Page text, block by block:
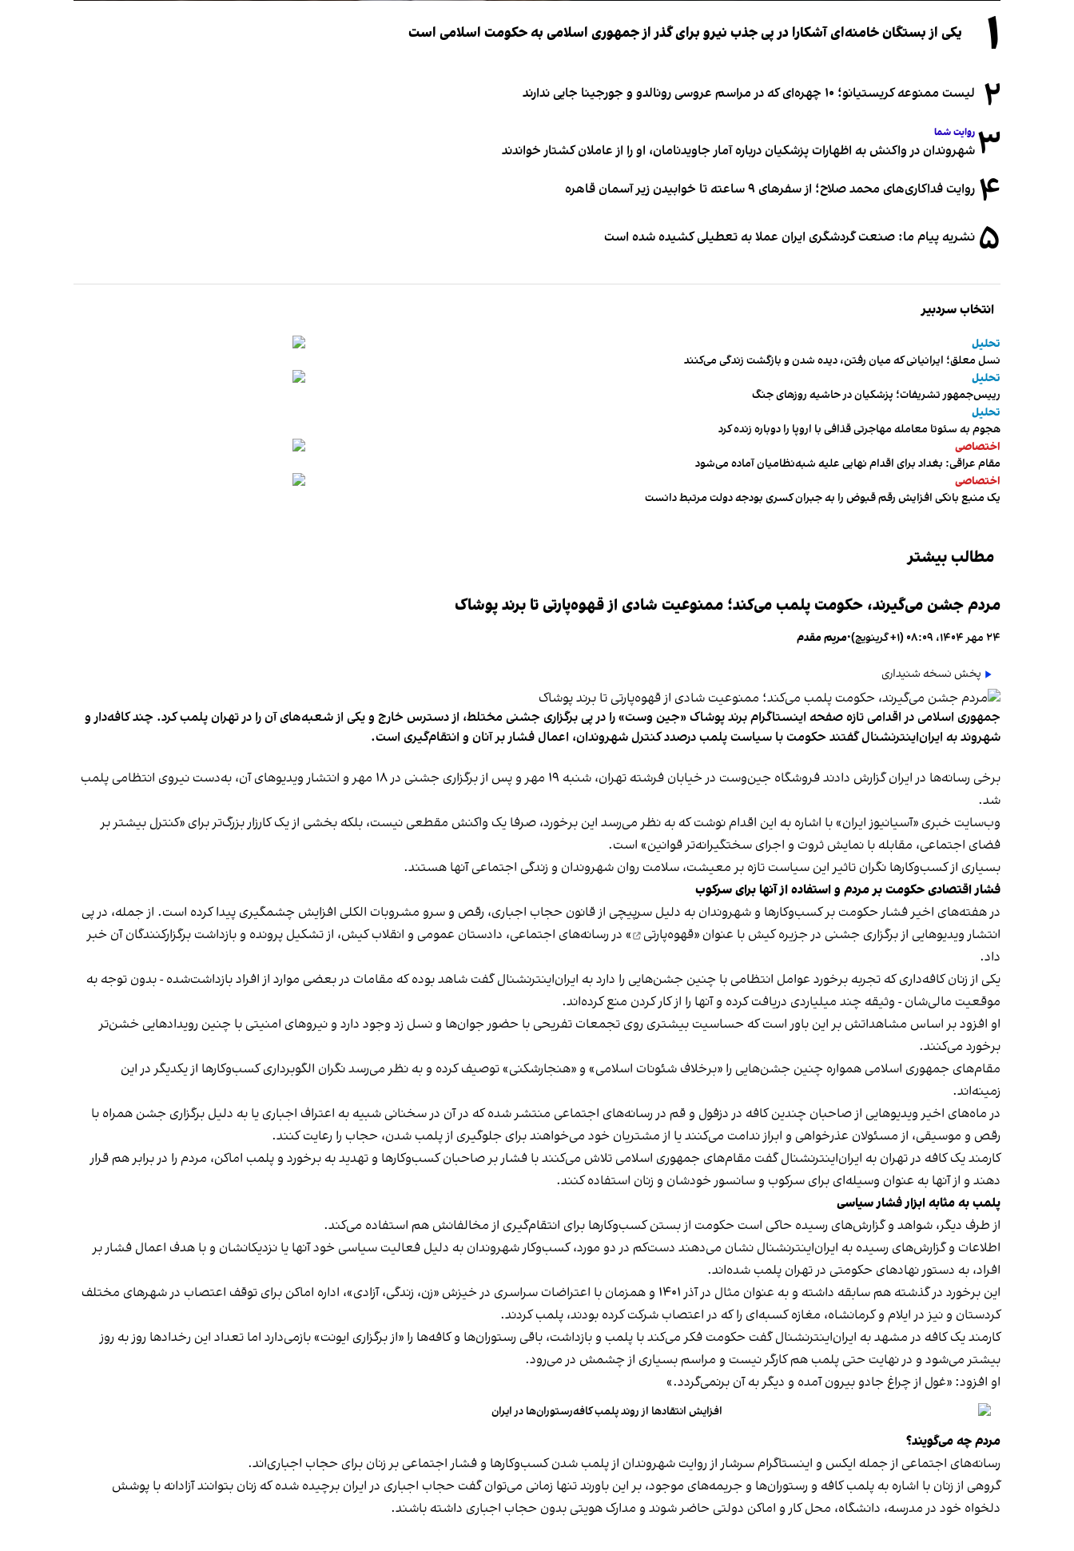
۱ یکی از بستگان خامنه‌ای آشکارا در پی جذب نیرو برای گذر از جمهوری اسلامی به حکومت اسلامی است
۲ لیست ممنوعه کریستیانو؛ ۱۰ چهره‌ای که در مراسم عروسی رونالدو و جورجینا جایی ندارند
۳ روایت شما
شهروندان در واکنش به اظهارات پزشکیان درباره آمار جاویدنامان، او را از عاملان کشتار خواندند
۴ روایت فداکاری‌های محمد صلاح؛ از سفرهای ۹ ساعته تا خوابیدن زیر آسمان قاهره
۵ نشریه پیام ما: صنعت گردشگری ایران عملا به تعطیلی کشیده شده است
انتخاب سردبیر
تحلیل
نسل معلق؛ ایرانیانی که میان رفتن، دیده شدن و بازگشت زندگی می‌کنند
تحلیل
رییس‌جمهور تشریفات؛ پزشکیان در حاشیه روزهای جنگ
تحلیل
هجوم به سئوتا معامله مهاجرتی قذافی با اروپا را دوباره زنده کرد
اختصاصی
مقام عراقی: بغداد برای اقدام نهایی علیه شبه‌نظامیان آماده می‌شود
اختصاصی
یک منبع بانکی افزایش رقم قبوض را به جبران کسری بودجه دولت مرتبط دانست
مطالب بیشتر
مردم جشن می‌گیرند، حکومت پلمب می‌کند؛ ممنوعیت شادی از قهوه‌پارتی تا برند پوشاک
۲۴ مهر ۱۴۰۴، ۰۸:۰۹ (‎+۱ گرینویچ) •مریم مقدم
پخش نسخه شنیداری
جمهوری اسلامی در اقدامی تازه صفحه اینستاگرام برند پوشاک «جین وست» را در پی برگزاری جشنی مختلط، از دسترس خارج و یکی از شعبه‌های آن را در تهران پلمب کرد. چند کافه‌‌دار و
شهروند به ایران‌اینترنشنال گفتند حکومت با سیاست پلمب درصدد کنترل شهروندان، اعمال فشار بر آنان و انتقام‌گیری است.
برخی رسانه‌ها در ایران گزارش دادند فروشگاه جین‌وست در خیابان فرشته تهران، شنبه ۱۹ مهر و پس از برگزاری جشنی در ۱۸ مهر و انتشار ویدیوهای آن، به‌دست نیروی انتظامی پلمب
شد.
وب‌سایت خبری «آسیانیوز ایران» با اشاره به این اقدام نوشت که به نظر می‌رسد این برخورد، صرفا یک واکنش مقطعی نیست، بلکه بخشی از یک کارزار بزرگ‌تر برای «کنترل بیشتر بر
فضای اجتماعی، مقابله با نمایش ثروت و اجرای سختگیرانه‌تر قوانین» است.
بسیاری از کسب‌وکارها نگران تاثیر این سیاست‌ تازه بر معیشت، سلامت روان شهروندان و زندگی اجتماعی آنها هستند.
فشار اقتصادی حکومت بر مردم و استفاده از آنها برای سرکوب
در هفته‌های اخیر فشار حکومت بر کسب‌وکارها و شهروندان به دلیل سرپیچی از قانون حجاب اجباری، رقص و سرو مشروبات الکلی افزایش چشمگیری پیدا کرده است. از جمله، در پی
انتشار ویدیوهایی از برگزاری جشنی در جزیره کیش با عنوان «قهوه‌پارتی
» در رسانه‌های اجتماعی، دادستان عمومی و انقلاب کیش، از تشکیل پرونده و بازداشت برگزارکنندگان آن خبر
داد.
یکی از زنان کافه‌داری که تجربه برخورد عوامل انتظامی با چنین جشن‌هایی را دارد به ایران‌اینترنشنال گفت شاهد بوده که مقامات در بعضی موارد از افراد بازداشت‌‌شده - بدون توجه به
موقعیت مالی‌شان - وثیقه چند میلیاردی دریافت کرده و آنها را از کار کردن منع کرده‌اند.
او افزود بر اساس مشاهداتش بر این باور است که حساسیت بیشتری روی تجمعات تفریحی با حضور جوان‌ها و نسل زد وجود دارد و نیروهای امنیتی با چنین رویدادهایی خشن‌تر
برخورد می‌کنند.
مقام‌های جمهوری اسلامی همواره چنین جشن‌هایی را «برخلاف شئونات اسلامی» و «هنجارشکنی» توصیف کرده و به نظر می‌رسد نگران الگوبرداری کسب‌وکارها از یکدیگر در این
زمینه‌اند.
در ماه‌های اخیر ویدیوهایی از صاحبان چندین کافه در دزفول و قم در رسانه‌های اجتماعی منتشر شده که در آن در سخنانی شبیه به اعتراف اجباری یا به دلیل برگزاری جشن همراه با
رقص و موسیقی، از مسئولان عذرخواهی و ابراز ندامت می‌کنند یا از مشتریان خود می‌خواهند برای جلوگیری از پلمب شدن، حجاب را رعایت کنند.
کارمند یک کافه در تهران به ایران‌اینترنشنال گفت مقام‌های جمهوری اسلامی تلاش می‌کنند با فشار بر صاحبان کسب‌وکارها و تهدید به برخورد و پلمب اماکن، مردم را در برابر هم قرار
دهند و از آنها به عنوان وسیله‌ای برای سرکوب و سانسور خودشان و زنان استفاده کنند.
پلمب به مثابه ابزار فشار سیاسی
از طرف دیگر، شواهد و گزارش‌های رسیده حاکی است حکومت از بستن کسب‌وکارها برای انتقام‌گیری از مخالفانش هم استفاده می‌کند.
اطلاعات و گزارش‌های رسیده به ایران‌اینترنشنال نشان می‌دهند دست‌کم در دو مورد، کسب‌وکار شهروندان به دلیل فعالیت سیاسی خود آنها یا نزدیکانشان و با هدف اعمال فشار بر
افراد، به دستور نهادهای حکومتی در تهران پلمب شده‌اند.
این برخورد در گذشته هم سابقه داشته و به عنوان مثال در آذر ۱۴۰۱ و همزمان با اعتراضات سراسری در خیزش «زن، زندگی، آزادی»، اداره اماکن برای توقف اعتصاب در شهرهای مختلف
کردستان و نیز در ایلام و کرمانشاه، مغازه کسبه‌ای را که در اعتصاب شرکت کرده بودند، پلمب کردند.
کارمند یک کافه در مشهد به ایران‌اینترنشنال گفت حکومت فکر می‌کند با پلمب و بازداشت، باقی رستوران‌ها و کافه‌ها را «از برگزاری ایونت» بازمی‌دارد اما تعداد این رخدادها روز به روز
بیشتر می‌شود و در نهایت حتی پلمب هم کارگر نیست و مراسم بسیاری از چشمش در می‌رود.
او افزود: «غول از چراغ جادو بیرون آمده و دیگر به آن برنمی‎‌گردد.»
افزایش انتقادها از روند پلمب کافه‌رستوران‌ها در ایران
مردم چه می‌گویند؟
رسانه‎‌های اجتماعی از جمله ایکس و اینستاگرام سرشار از روایت شهروندان از پلمب شدن کسب‌وکارها و فشار اجتماعی بر زنان برای حجاب اجباری‌اند.
گروهی از زنان با اشاره به پلمب کافه و رستوران‌ها و جریمه‌های موجود، بر این باورند تنها زمانی می‌توان گفت حجاب اجباری در ایران برچیده شده که زنان بتوانند آزادانه با پوشش
دلخواه خود در مدرسه، دانشگاه، محل کار و اماکن دولتی حاضر شوند و مدارک هویتی بدون حجاب اجباری داشته باشند.